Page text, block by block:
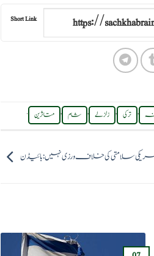
Short Link
, ترکی , زلزلے , شام , متاثرین .
سلامتی کی خلاف ورزی نہیں: بائیڈن